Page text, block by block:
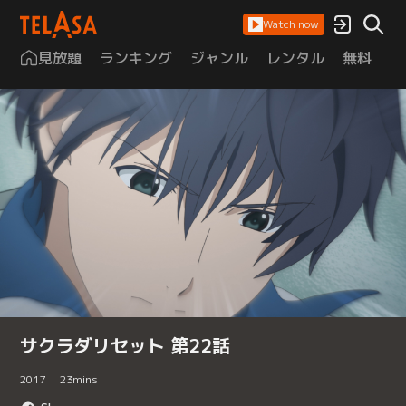
Watch now
見放題 ランキング ジャンル レンタル 無料
サクラダリセット 第22話
2017 23mins